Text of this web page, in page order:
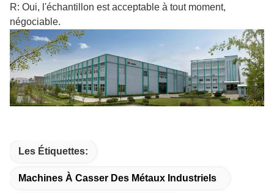
R: Oui, l'échantillon est acceptable à tout moment,
négociable.
Les Étiquettes:
Machines À Casser Des Métaux Industriels